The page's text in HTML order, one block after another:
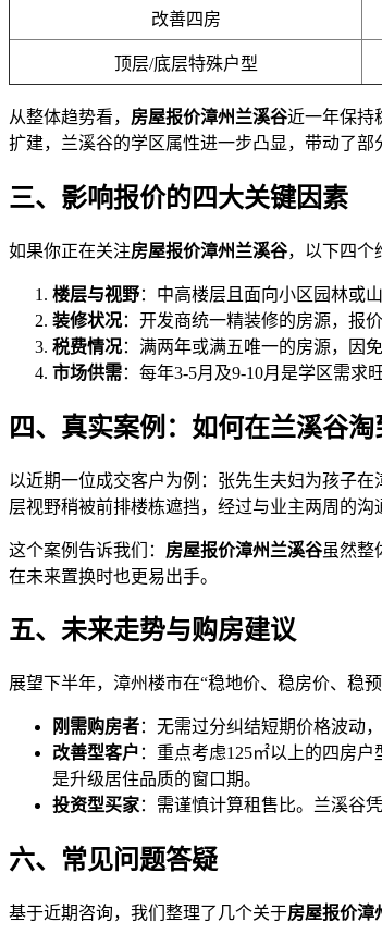
改善四房
顶层/底层特殊户型
从整体趋势看， 房屋报价漳州兰溪谷近一年保持
扩建，兰溪谷的学区属性进一步凸显，带动了部
三、影响报价的四大关键因素
如果你正在关注房屋报价漳州兰溪谷，以下四个
楼层与视野：中高楼层且面向小区园林或
装修状况：开发商统一精装修的房源，报
税费情况：满两年或满五唯一的房源，因
市场供需：每年3-5月及9-10月是学区需求旺
四、真实案例：如何在兰溪谷淘
以近期一位成交客户为例：张先生夫妇为孩子
层视野稍被前排楼栋遮挡，经过与业主两周的沟
这个案例告诉我们： 房屋报价漳州兰溪谷虽然整
在未来置换时也更易出手。
五、未来走势与购房建议
展望下半年，漳州楼市在“稳地价、稳房价、稳
刚需购房者：无需过分纠结短期价格波动
改善型客户 ：重点考虑125㎡以上的四房
是升级居住品质的窗口期。
投资型买家：需谨慎计算租售比。兰溪谷
六、常见问题答疑
基于近期咨询，我们整理了几个关于房屋报价漳